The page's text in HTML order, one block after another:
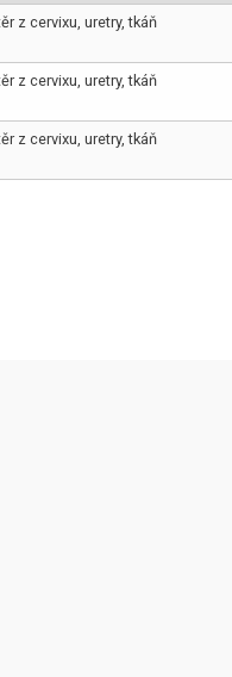
z cervixu, uretry, tkáň
z cervixu, uretry, tkáň
z cervixu, uretry, tkáň